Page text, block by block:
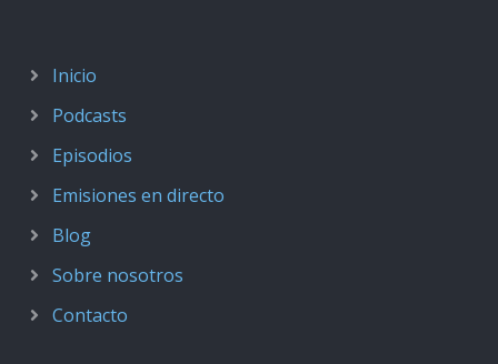
Inicio
Podcasts
Episodios
Emisiones en directo
Blog
Sobre nosotros
Contacto